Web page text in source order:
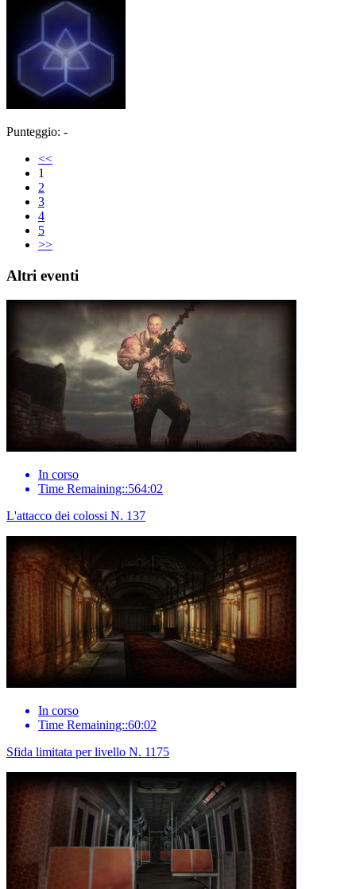
Punteggio: -
<<
1
2
3
4
5
>>
Altri eventi
In corso
Time Remaining::564:02
L'attacco dei colossi N. 137
In corso
Time Remaining::60:02
Sfida limitata per livello N. 1175